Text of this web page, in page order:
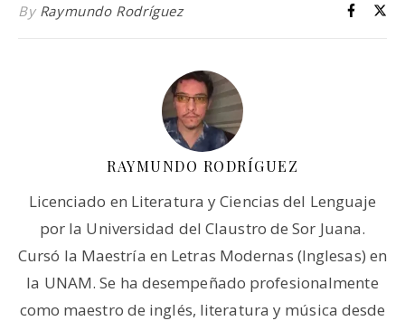
By Raymundo Rodríguez
RAYMUNDO RODRÍGUEZ
Licenciado en Literatura y Ciencias del Lenguaje
por la Universidad del Claustro de Sor Juana.
Cursó la Maestría en Letras Modernas (Inglesas) en
la UNAM. Se ha desempeñado profesionalmente
como maestro de inglés, literatura y música desde